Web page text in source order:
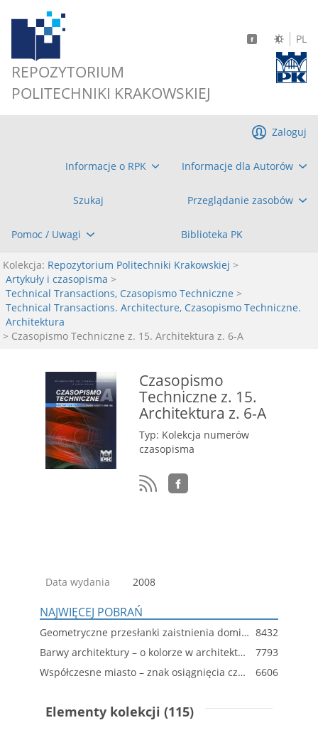
REPOZYTORIUM
POLITECHNIKI KRAKOWSKIEJ
PL
Informacje o RPK Informacje dla Autorów
Szukaj Przeglądanie zasobów
Pomoc / Uwagi Biblioteka PK
Zaloguj
Kolekcja: Repozytorium Politechniki Krakowskiej >
Artykuły i czasopisma >
Technical Transactions, Czasopismo Techniczne >
Technical Transactions. Architecture, Czasopismo Techniczne.
Architektura
> Czasopismo Techniczne z. 15. Architektura z. 6-A
Czasopismo
Techniczne z. 15.
Architektura z. 6-A
Typ: Kolekcja numerów
czasopisma
Data wydania 2008
NAJWIĘCEJ POBRAŃ
Geometryczne przesłanki zaistnienia dominanty w przestrzeni współczesnego miasta 8432
Barwy architektury – o kolorze w architekturze dyskusję czas zacząć
7793
Współczesne miasto – znak osiągnięcia czy nieszczęścia
6606
Elementy kolekcji (115)